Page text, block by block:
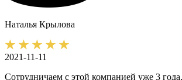
Наталья Крылова
2021-11-11
Сотрудничаем с этой компанией уже 3